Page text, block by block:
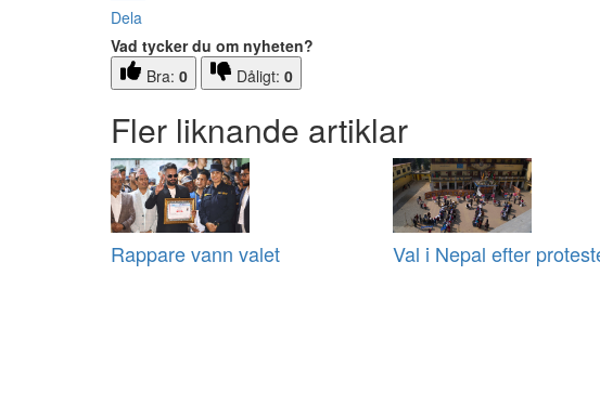
Dela
Vad tycker du om nyheten?
Bra: 0 Dåligt: 0
Fler liknande artiklar
Rappare vann valet Val i Nepal efter